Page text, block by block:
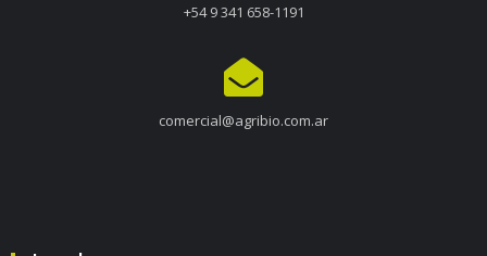
+54 9 341 658-1191
comercial@agribio.com.ar